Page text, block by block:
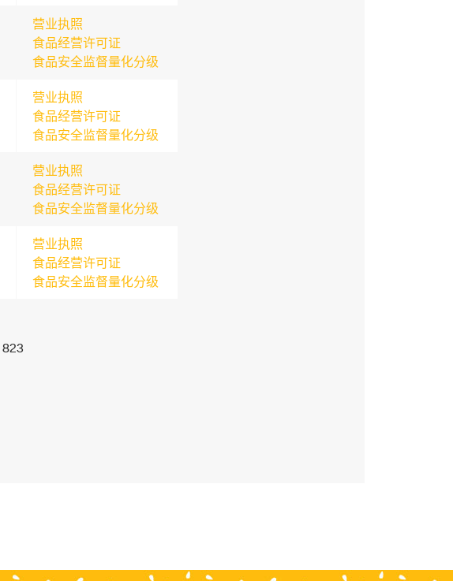
营业执照
食品经营许可证
食品安全监督量化分级
营业执照
食品经营许可证
食品安全监督量化分级
营业执照
食品经营许可证
食品安全监督量化分级
营业执照
食品经营许可证
食品安全监督量化分级
823